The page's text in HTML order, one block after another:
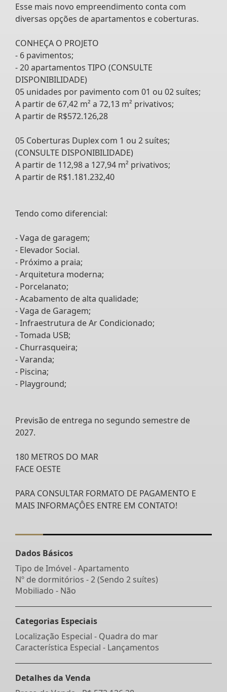
Esse mais novo empreendimento conta com
diversas opções de apartamentos e coberturas.
CONHEÇA O PROJETO
- 6 pavimentos;
- 20 apartamentos TIPO (CONSULTE
DISPONIBILIDADE)
05 unidades por pavimento com 01 ou 02 suítes;
A partir de 67,42 m² a 72,13 m² privativos;
A partir de R$572.126,28
05 Coberturas Duplex com 1 ou 2 suítes;
(CONSULTE DISPONIBILIDADE)
A partir de 112,98 a 127,94 m² privativos;
A partir de R$1.181.232,40
Tendo como diferencial:
- Vaga de garagem;
- Elevador Social.
- Próximo a praia;
- Arquitetura moderna;
- Porcelanato;
- Acabamento de alta qualidade;
- Vaga de Garagem;
- Infraestrutura de Ar Condicionado;
- Tomada USB;
- Churrasqueira;
- Varanda;
- Piscina;
- Playground;
Previsão de entrega no segundo semestre de
2027.
180 METROS DO MAR
FACE OESTE
PARA CONSULTAR FORMATO DE PAGAMENTO E
MAIS INFORMAÇÔES ENTRE EM CONTATO!
Dados Básicos
Tipo de Imóvel - Apartamento
Nº de dormitórios - 2 (Sendo 2 suítes)
Mobiliado - Não
Categorias Especiais
Localização Especial - Quadra do mar
Característica Especial - Lançamentos
Detalhes da Venda